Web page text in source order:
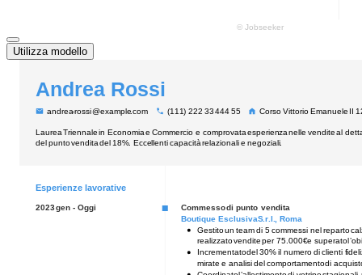
Utilizza modello